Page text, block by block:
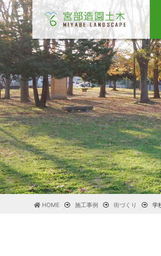
HOME 施工事例 街づくり 学